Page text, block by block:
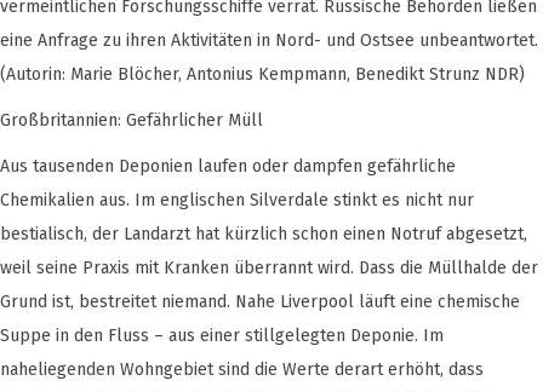
vermeintlichen Forschungsschiffe verrät. Russische Behörden ließen
eine Anfrage zu ihren Aktivitäten in Nord- und Ostsee unbeantwortet.
(Autorin: Marie Blöcher, Antonius Kempmann, Benedikt Strunz NDR)
Großbritannien: Gefährlicher Müll
Aus tausenden Deponien laufen oder dampfen gefährliche
Chemikalien aus. Im englischen Silverdale stinkt es nicht nur
bestialisch, der Landarzt hat kürzlich schon einen Notruf abgesetzt,
weil seine Praxis mit Kranken überrannt wird. Dass die Müllhalde der
Grund ist, bestreitet niemand. Nahe Liverpool läuft eine chemische
Suppe in den Fluss – aus einer stillgelegten Deponie. Im
naheliegenden Wohngebiet sind die Werte derart erhöht, dass